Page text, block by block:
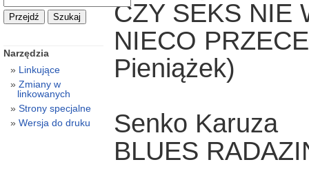
CZY SEKS NIE
NIECO
Pieniążek)
Senko Karuza
BLUES
Narzędzia
Linkujące
Zmiany w
linkowanych
Strony specjalne
Wersja do druku